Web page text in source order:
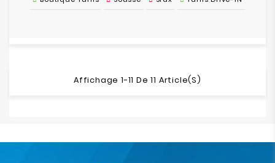
Affichage 1-11 De 11 Article(s)